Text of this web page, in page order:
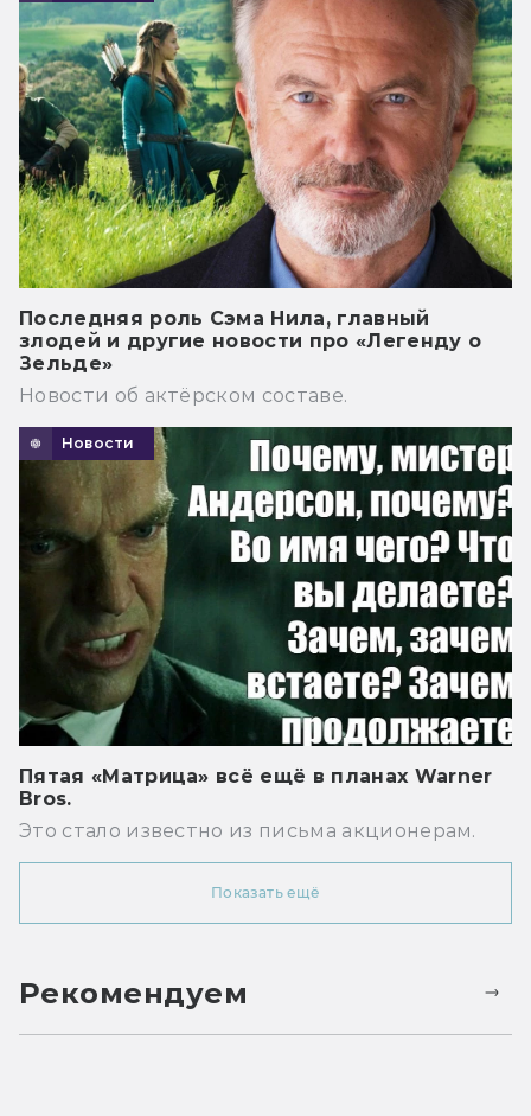
Последняя роль Сэма Нила, главный
злодей и другие новости про «Легенду о
Зельде»
Новости об актёрском составе.
Новости
Пятая «Матрица» всё ещё в планах Warner
Bros.
Это стало известно из письма акционерам.
Показать ещё
Рекомендуем